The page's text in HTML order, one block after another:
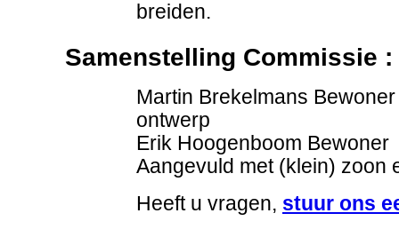
breiden.
Samenstelling Commissie :
Martin Brekelmans
ontwerp
Erik Hoogenboom Bewoner
Aangevuld met (klein) zoon
Heeft u vragen, stuur ons